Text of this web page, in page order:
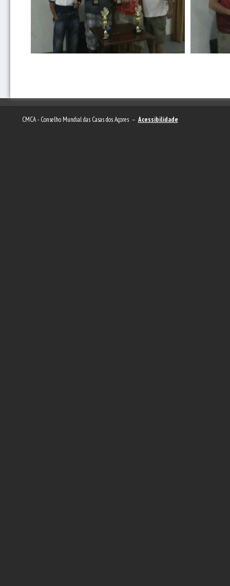
CMCA - Conselho Mundial das Casas dos Açores – Acessibilidade